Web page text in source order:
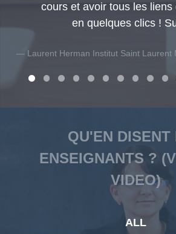
cours et avoir tous les liens
en quelques clics !
Laurent Herman Institut Saint Laurent
QU'EN DISENT
ENSEIGNANTS ?
VIDEO)
ALL
Cliquez sur le lien ci-dessous à droite